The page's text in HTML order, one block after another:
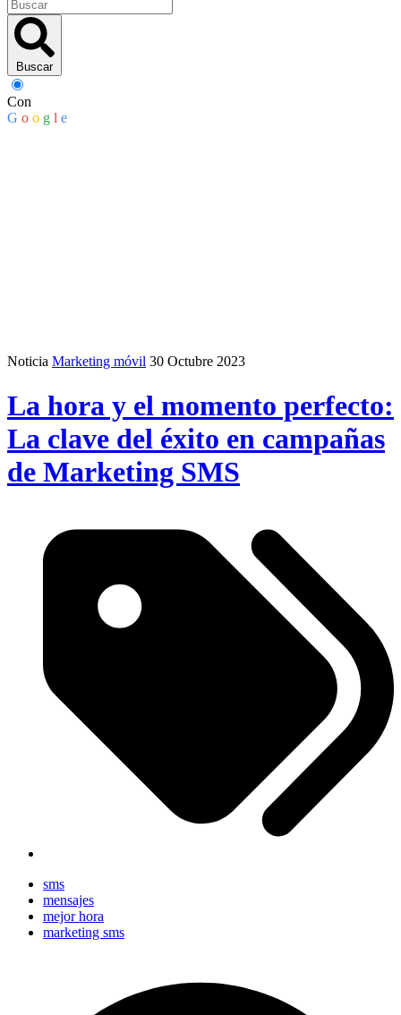
Buscar
Con
G o o g l e
Noticia Marketing móvil 30 Octubre 2023
La hora y el momento perfecto:
La clave del éxito en campañas
de Marketing SMS
sms
mensajes
mejor hora
marketing sms